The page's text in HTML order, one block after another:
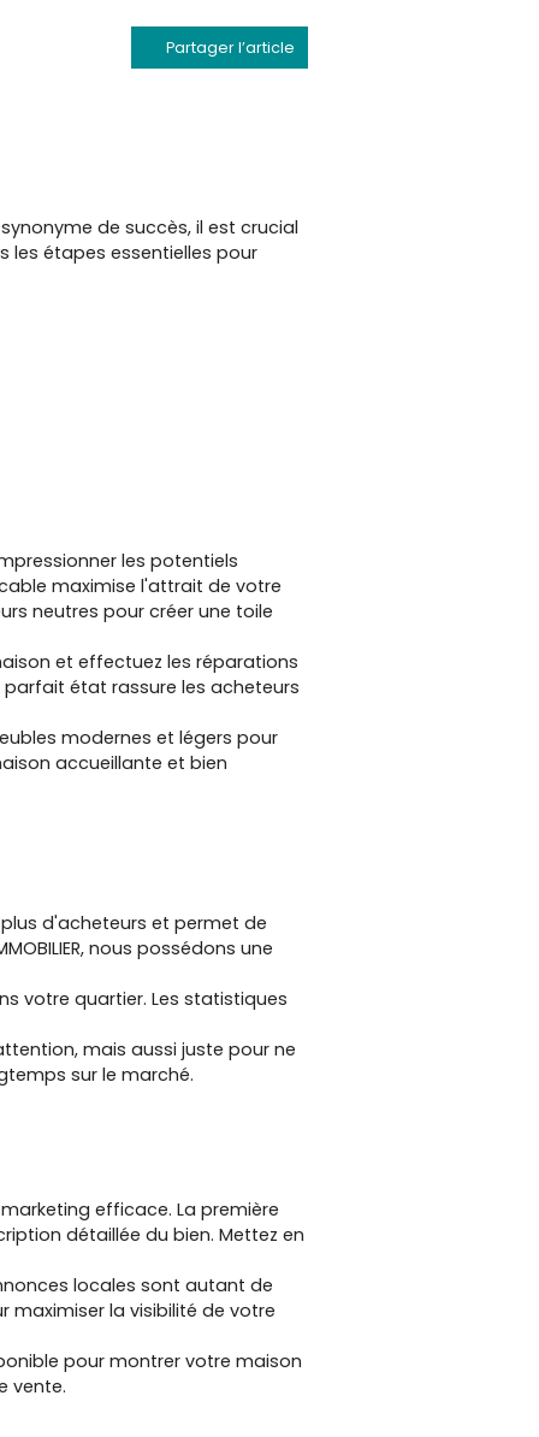
Partager l’article
de succès, il est crucial
les étapes essentielles pour
les potentiels
maximise l'attrait de votre
neutres pour créer une toile
et effectuez les réparations
état rassure les acheteurs
modernes et légers pour
accueillante et bien
d'acheteurs et permet de
nous possédons une
votre quartier. Les statistiques
mais aussi juste pour ne
sur le marché.
efficace. La première
détaillée du bien. Mettez en
locales sont autant de
maximiser la visibilité de votre
pour montrer votre maison
vente.